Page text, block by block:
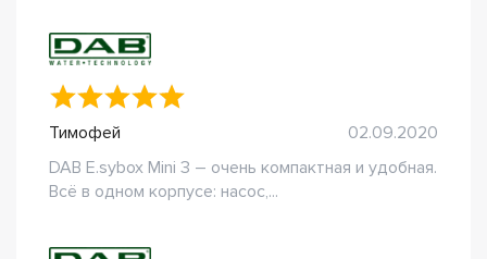
Тимофей
02.09.2020
DAB E.sybox Mini 3 – очень компактная и удобная.
Всё в одном корпусе: насос,...